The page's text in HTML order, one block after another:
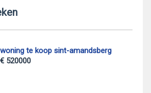
woning te koop sint-amandsberg
€ 520000